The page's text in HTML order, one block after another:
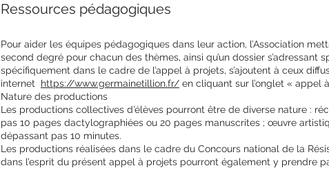
Ressources pédagogiques
Pour aider les équipes pédagogiques dans leur action, l’Association
second degré pour chacun des thèmes, ainsi qu’un dossier
spécifiquement dans le cadre de l’appel à projets, s’ajoutent à ceux
internet https://www.germainetillion.fr/ en cliquant sur l’onglet « appel
Nature des productions
Les productions collectives d’élèves pourront être de diverse nature :
pas 10 pages dactylographiées ou 20 pages manuscrites ; œuvre
dépassant pas 10 minutes.
Les productions réalisées dans le cadre du Concours national de la
dans l’esprit du présent appel à projets pourront également y prendre